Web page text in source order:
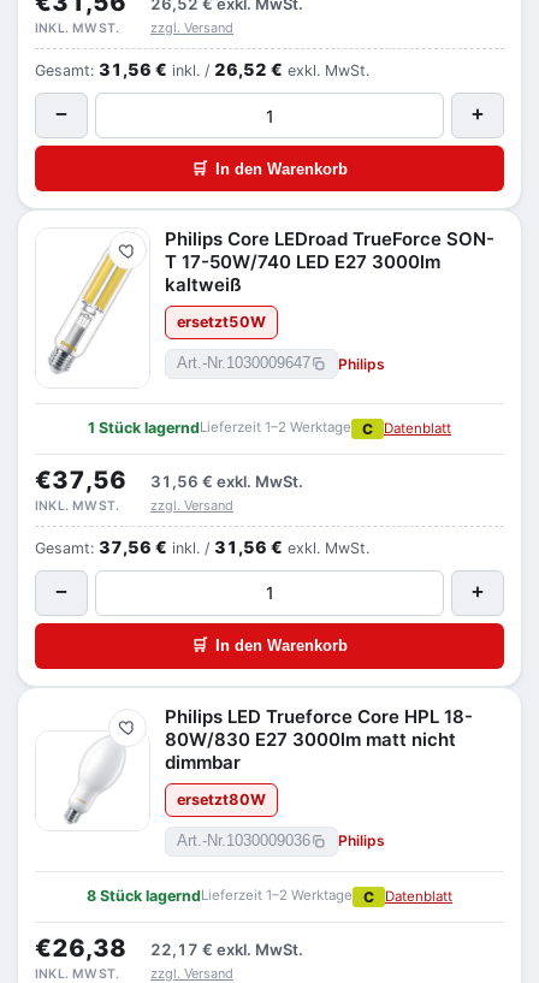
26,52 € exkl. MwSt.
INKL. MWST. zzgl. Versand
Gesamt: 31,56 € inkl. / 26,52 € exkl. MwSt.
− +
🛒 In den Warenkorb
Merken
Philips Core LEDroad TrueForce SON-
T 17-50W/740 LED E27 3000lm
kaltweiß
ersetzt50W
Art.-Nr.1030009647 Philips
1 Stück lagerndLieferzeit 1–2 Werktage C Datenblatt
€37,56 31,56 € exkl. MwSt.
INKL. MWST. zzgl. Versand
Gesamt: 37,56 € inkl. / 31,56 € exkl. MwSt.
− +
🛒 In den Warenkorb
Merken
Philips LED Trueforce Core HPL 18-
80W/830 E27 3000lm matt nicht
dimmbar
ersetzt80W
Art.-Nr.1030009036 Philips
8 Stück lagerndLieferzeit 1–2 Werktage C Datenblatt
€26,38 22,17 € exkl. MwSt.
INKL. MWST. zzgl. Versand